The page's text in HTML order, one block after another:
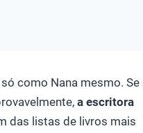
como Nana mesmo. Se
a escritora
das listas de livros mais